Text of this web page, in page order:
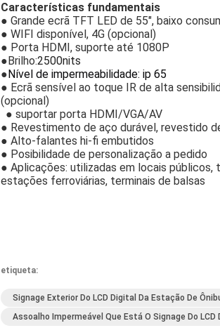
Características fundamentais
● Grande ecrã TFT LED de 55", baixo
● WIFI disponível, 4G (opcional)
● Porta HDMI, suporte até 1080P
●Brilho:2500nits
●Nível de impermeabilidade: ip 65
● Ecrã sensível ao toque IR de alta
(opcional)
● suportar porta HDMI/VGA/AV
● Revestimento de aço durável, revestido
● Alto-falantes hi-fi embutidos
● Posibilidade de personalização a pedido
● Aplicações: utilizadas em locais
estações ferroviárias, terminais de balsas
etiqueta:
Signage Exterior Do LCD Digital Da Estação De
Assoalho Impermeável Que Está O Signage Do LCD